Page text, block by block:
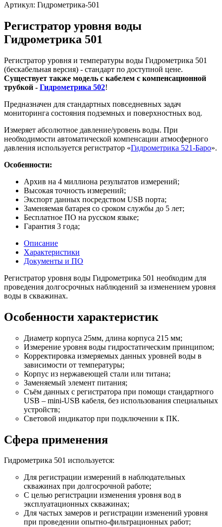
Артикул: Гидрометрика-501
Регистратор уровня воды
Гидрометрика 501
Регистратор уровня и температуры воды Гидрометрика 501
(бескабельная версия) - стандарт по доступной цене.
Существует также модель с кабелем с компенсационной
трубкой - Гидрометрика 502!
Предназначен для стандартных повседневных задач
мониторинга состояния подземных и поверхностных вод.
Измеряет абсолютное давление/уровень воды. При
необходимости автоматической компенсации атмосферного
давления используется регистратор «Гидрометрика 521-Баро».
Особенности:
Архив на 4 миллиона результатов измерений;
Высокая точность измерений;
Экспорт данных посредством USB порта;
Заменяемая батарея со сроком службы до 5 лет;
Бесплатное ПО на русском языке;
Гарантия 3 года;
Описание
Характеристики
Документы и ПО
Регистратор уровня воды Гидрометрика 501 необходим для
проведения долгосрочных наблюдений за изменением уровня
воды в скважинах.
Особенности характеристик
Диаметр корпуса 25мм, длина корпуса 215 мм;
Измерение уровня воды гидростатическим принципом;
Корректировка измеряемых данных уровней воды в
зависимости от температуры;
Корпус из нержавеющей стали или титана;
Заменяемый элемент питания;
Съём данных с регистратора при помощи стандартного
USB – mini-USB кабеля, без использования специальных
устройств;
Световой индикатор при подключении к ПК.
Сфера применения
Гидрометрика 501 используется:
Для регистрации измерений в наблюдательных
скважинах при долгосрочной работе;
С целью регистрации изменения уровня вод в
эксплуатационных скважинах;
Для частых замеров и регистрации изменений уровня
при проведении опытно-фильтрационных работ;